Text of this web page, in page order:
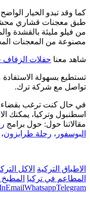
كما وقد تبدو الخيار
طبق معجنات قشاري محشو
مصنوعة من المعجنات
شاهد معنا حفلات
تستطيع بسهولة
تواصل مع شركة ترك.
في حال كنت ترغب بقضاء
اسطنبول وتركيا، يمكنك
مقالاتنا حول: حول برامج
البوسفور ، رحلة طرابزون
الاطباق التركية الاكل
المطاعم في تركيا
EmailWhatsappTelegram